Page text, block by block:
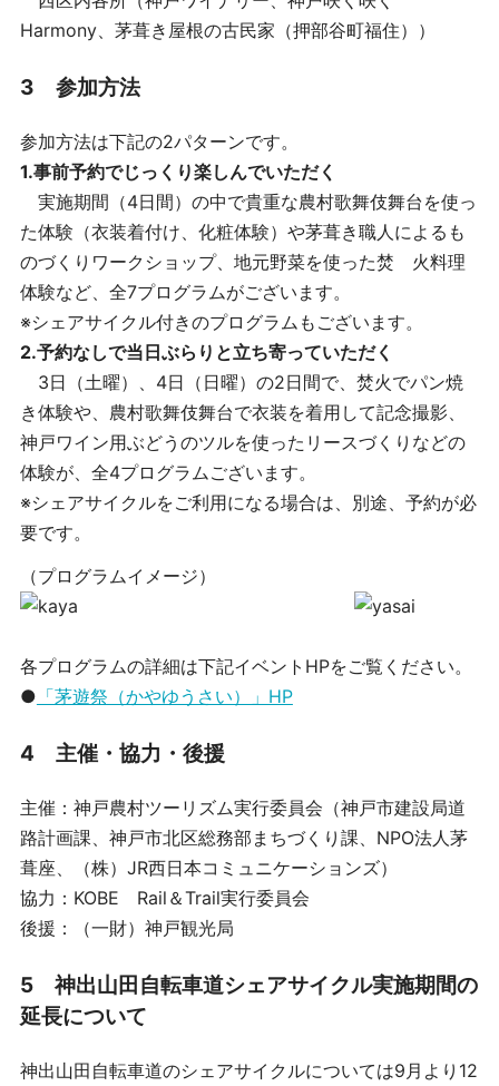
Harmony、茅葺き屋根の古民家（押部谷町福住））
3 参加方法
参加方法は下記の2パターンです。
1.事前予約でじっくり楽しんでいただく
実施期間（4日間）の中で貴重な農村歌舞伎舞台を使っ
た体験（衣装着付け、化粧体験）や茅葺き職人によるも
のづくりワークショップ、地元野菜を使った焚 火料理
体験など、全7プログラムがございます。
※シェアサイクル付きのプログラムもございます。
2.予約なしで当日ぶらりと立ち寄っていただく
3日（土曜）、4日（日曜）の2日間で、焚火でパン焼
き体験や、農村歌舞伎舞台で衣装を着用して記念撮影、
神戸ワイン用ぶどうのツルを使ったリースづくりなどの
体験が、全4プログラムございます。
※シェアサイクルをご利用になる場合は、別途、予約が必
要です。
（プログラムイメージ）
各プログラムの詳細は下記イベントHPをご覧ください。
● 「茅遊祭（かやゆうさい）」HP
4 主催・協力・後援
主催：神戸農村ツーリズム実行委員会（神戸市建設局道
路計画課、神戸市北区総務部まちづくり課、NPO法人茅
葺座、（株）JR西日本コミュニケーションズ）
協力：KOBE Rail＆Trail実行委員会
後援：（一財）神戸観光局
5 神出山田自転車道シェアサイクル実施期間の
延長について
神出山田自転車道のシェアサイクルについては9月より12